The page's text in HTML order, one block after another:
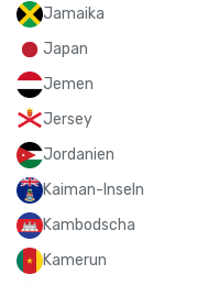
Jamaika
Japan
Jemen
Jersey
Jordanien
Kaiman-Inseln
Kambodscha
Kamerun